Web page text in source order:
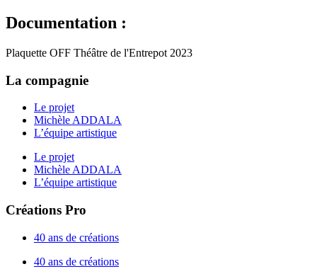
Documentation :
Plaquette OFF Théâtre de l'Entrepot 2023
La compagnie
Le projet
Michèle ADDALA
L’équipe artistique
Le projet
Michèle ADDALA
L’équipe artistique
Créations Pro
40 ans de créations
40 ans de créations